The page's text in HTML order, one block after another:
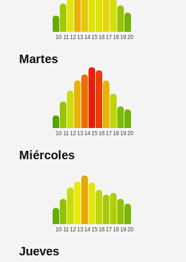
10 11 12 13 14 15 16 17 18 19 20
Martes
10 11 12 13 14 15 16 17 18 19 20
Miércoles
10 11 12 13 14 15 16 17 18 19 20
Jueves